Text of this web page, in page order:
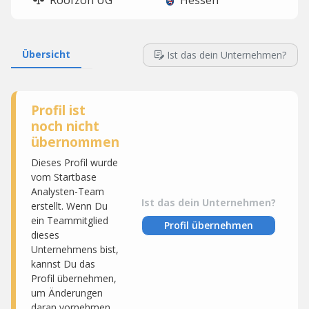
Übersicht Ist das dein Unternehmen?
Profil ist
noch nicht
übernommen
Dieses Profil wurde
vom Startbase
Analysten-Team
erstellt. Wenn Du
ein Teammitglied
dieses
Unternehmens bist,
kannst Du das
Profil übernehmen,
um Änderungen
Ist das dein Unternehmen?
Profil übernehmen